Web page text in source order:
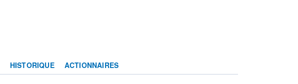
HISTORIQUE ACTIONNAIRES